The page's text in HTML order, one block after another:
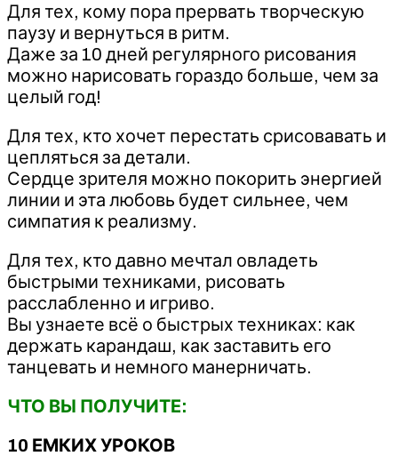
Для тех, кому пора прервать творческую
паузу и вернуться в ритм.
Даже за 10 дней регулярного рисования
можно нарисовать гораздо больше, чем за
целый год!
Для тех, кто хочет перестать срисовавать и
цепляться за детали.
Сердце зрителя можно покорить энергией
линии и эта любовь будет сильнее, чем
симпатия к реализму.
Для тех, кто давно мечтал овладеть
быстрыми техниками, рисовать
расслабленно и игриво.
Вы узнаете всё о быстрых техниках: как
держать карандаш, как заставить его
танцевать и немного манерничать.
ЧТО ВЫ ПОЛУЧИТЕ:
10 ЕМКИХ УРОКОВ